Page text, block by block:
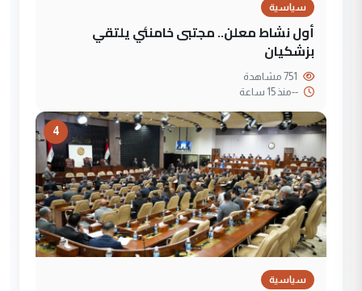
سياسية
أول نشاط معلن.. مجتبى خامنئي يلتقي
بزشكيان
--منذ 15 ساعة
4
سياسية